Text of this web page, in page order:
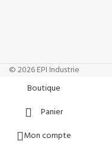
© 2026 EPI Industrie
Boutique
Panier
Mon compte